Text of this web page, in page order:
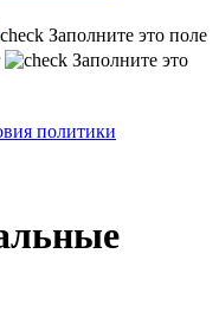
Заполните это поле
Заполните это
политики